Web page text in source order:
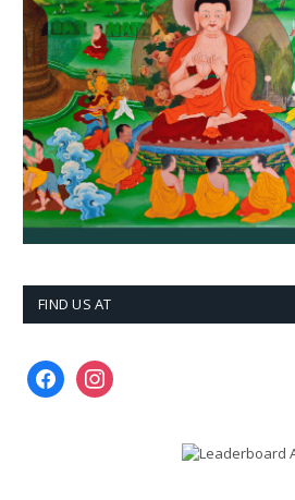
FIND US AT
facebookinstagram